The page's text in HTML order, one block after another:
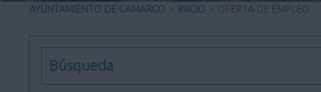
AYUNTAMIENTO DE CAMARGO > INICIO > OFERTA DE EMPLEO
Búsqueda